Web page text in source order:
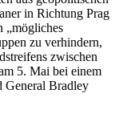
in Richtung Prag
„mögliches
zu verhindern,
zwischen
5. Mai bei einem
General Bradley